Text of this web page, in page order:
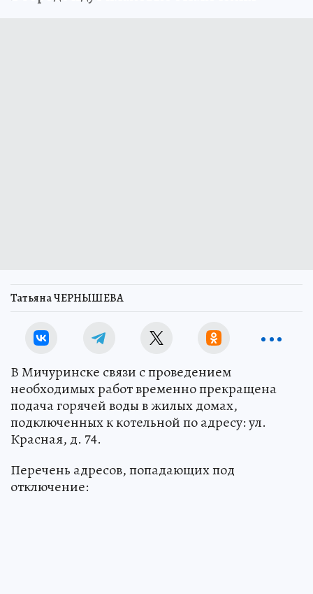
Татьяна ЧЕРНЫШЕВА
В Мичуринске связи с проведением
необходимых работ временно прекращена
подача горячей воды в жилых домах,
подключенных к котельной по адресу: ул.
Красная, д. 74.
Перечень адресов, попадающих под
отключение: